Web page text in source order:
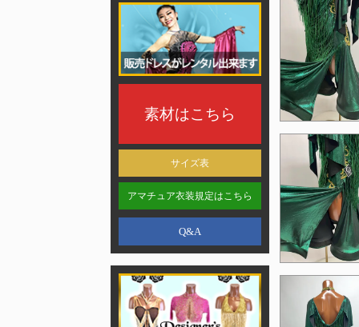
素材はこちら
サイズ表
アマチュア衣装規定はこちら
Q&A